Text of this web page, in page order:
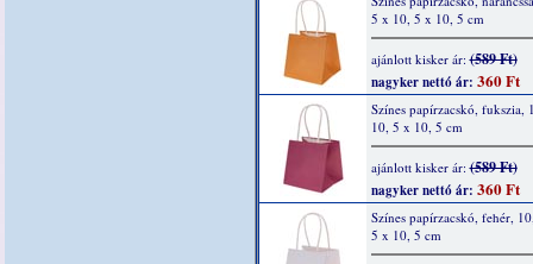
5 x 10, 5 x 10, 5 cm
ajánlott kisker ár:(589 Ft)
nagyker nettó ár: 360 Ft
Színes papírzacskó, fukszia,
10, 5 x 10, 5 cm
ajánlott kisker ár:(589 Ft)
nagyker nettó ár: 360 Ft
Színes papírzacskó, fehér,
5 x 10, 5 cm